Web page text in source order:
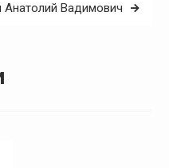
Анатолий Вадимович